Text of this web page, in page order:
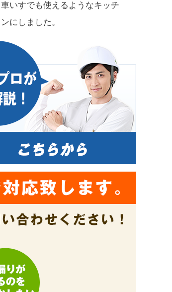
車いすでも使えるようなキッチ
ンにしました。